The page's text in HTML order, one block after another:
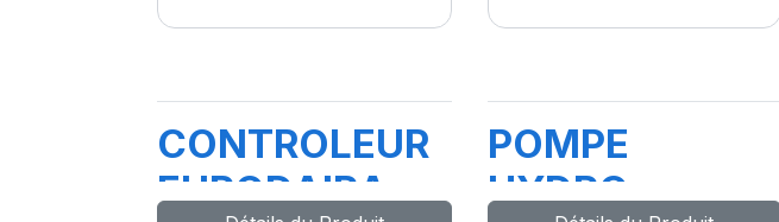
CONTROLEUR
EURODAIRA
POMPE
HYDRO-